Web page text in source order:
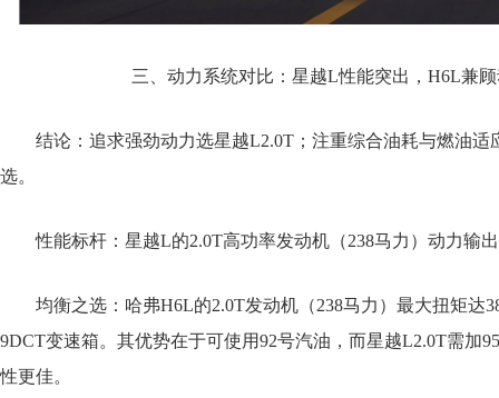
三、动力系统对比：星越L性能突出，H6L兼
结论：追求强劲动力选星越L2.0T；注重综合油耗与燃油适
选。
性能标杆：星越L的2.0T高功率发动机（238马力）动力输
均衡之选：哈弗H6L的2.0T发动机（238马力）最大扭矩达
9DCT变速箱。其优势在于可使用92号汽油，而星越L2.0T需加
性更佳。